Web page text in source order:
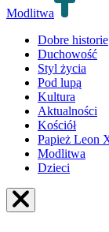
Modlitwa
Dobre historie
Duchowość
Styl życia
Pod lupą
Kultura
Aktualności
Kościół
Papież Leon
Modlitwa
Dzieci